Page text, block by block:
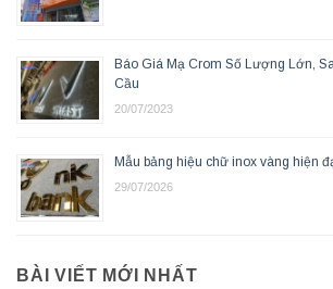
Báo Giá Mạ Crom Số Lượng Lớn,
Cầu
20/07/2023
Mẫu bảng hiệu chữ inox vàng hiện
29/07/2026
BÀI VIẾT MỚI NHẤT